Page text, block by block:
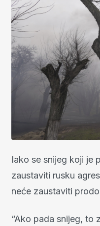
Iako se snijeg koji je
zaustaviti rusku
neće zaustaviti
“Ako pada snijeg, to